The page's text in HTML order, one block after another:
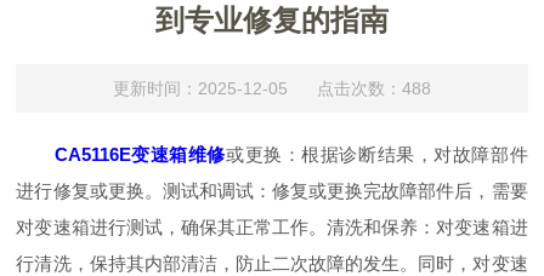
到专业修复的指南
更新时间：2025-12-05 点击次数：488
CA5116E变速箱维修或更换：根据诊断结果，对故障部件
进行修复或更换。测试和调试：修复或更换完故障部件后，需要
对变速箱进行测试，确保其正常工作。清洗和保养：对变速箱进
行清洗，保持其内部清洁，防止二次故障的发生。同时，对变速